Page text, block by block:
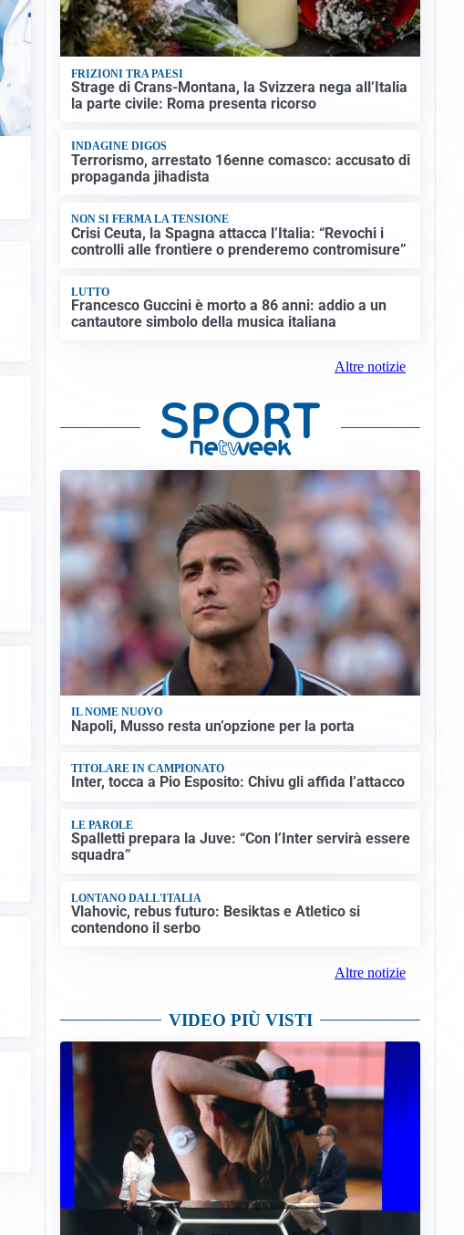
FRIZIONI TRA PAESI
Strage di Crans-Montana, la Svizzera nega all’Italia
la parte civile: Roma presenta ricorso
INDAGINE DIGOS
Terrorismo, arrestato 16enne comasco: accusato di
propaganda jihadista
NON SI FERMA LA TENSIONE
Crisi Ceuta, la Spagna attacca l’Italia: “Revochi i
controlli alle frontiere o prenderemo contromisure”
LUTTO
Francesco Guccini è morto a 86 anni: addio a un
cantautore simbolo della musica italiana
Altre notizie
IL NOME NUOVO
Napoli, Musso resta un’opzione per la porta
TITOLARE IN CAMPIONATO
Inter, tocca a Pio Esposito: Chivu gli affida l’attacco
LE PAROLE
Spalletti prepara la Juve: “Con l’Inter servirà essere
squadra”
LONTANO DALL'ITALIA
Vlahovic, rebus futuro: Besiktas e Atletico si
contendono il serbo
Altre notizie
VIDEO PIÙ VISTI